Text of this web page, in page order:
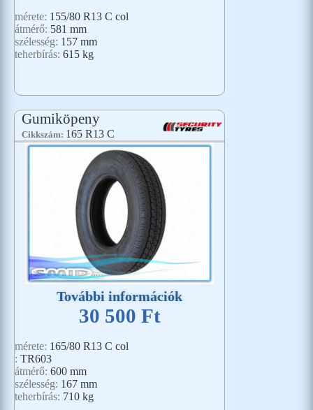
mérete: 155/80 R13 C col
átmérő: 581 mm
szélesség: 157 mm
teherbírás: 615 kg
Gumiköpeny
Cikkszám: 165 R13 C
További információk
30 500 Ft
mérete: 165/80 R13 C col
: TR603
átmérő: 600 mm
szélesség: 167 mm
teherbírás: 710 kg